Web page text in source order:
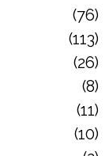
76
113
26
8
11
10